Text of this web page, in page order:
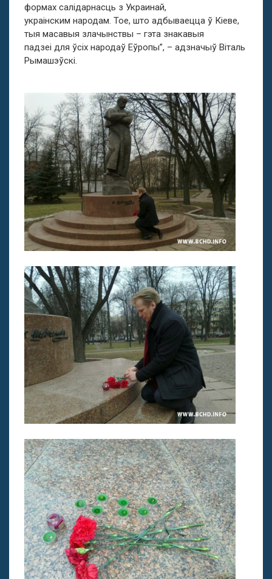
формах салідарнасць з Украинай,
украінским народам. Тое, што адбываецца ў Кіеве,
тыя масавыя злачынствы – гэта знакавыя
падзеі для ўсіх народаў Еўропы”, – адзначыў Віталь
Рымашэўскі.